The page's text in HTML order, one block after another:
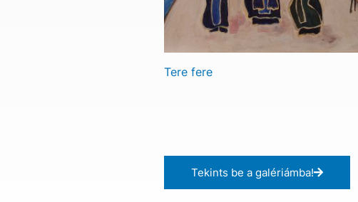
Tere fere
Tekints be a galériámba!